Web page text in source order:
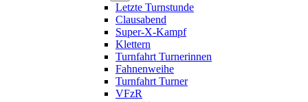
Letzte Turnstunde
Clausabend
Super-X-Kampf
Klettern
Turnfahrt Turnerinnen
Fahnenweihe
Turnfahrt Turner
VFzR